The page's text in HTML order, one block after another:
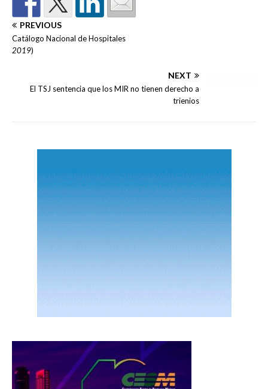
PREVIOUS
Catálogo Nacional de Hospitales
2019)
NEXT
El TSJ sentencia que los MIR no tienen derecho a
trienios